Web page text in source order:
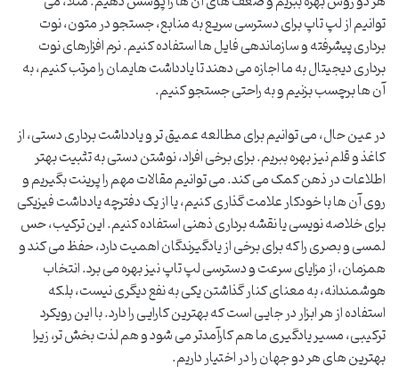
توانیم از لپ تاپ برای دسترسی سریع به منابع، جستجو در متون، نوت
برداری پیشرفته و سازماندهی فایل ها استفاده کنیم. نرم افزارهای نوت
برداری دیجیتال به ما اجازه می دهند تا یادداشت هایمان را مرتب کنیم، به
آن ها برچسب بزنیم و به راحتی جستجو کنیم.
در عین حال، می توانیم برای مطالعه عمیق تر و یادداشت برداری دستی، از
کاغذ و قلم نیز بهره ببریم. برای برخی افراد، نوشتن دستی به تثبیت بهتر
اطلاعات در ذهن کمک می کند. می توانیم مقالات مهم را پرینت بگیریم و
روی آن ها با خودکار علامت گذاری کنیم، یا از یک دفترچه یادداشت فیزیکی
برای خلاصه نویسی یا نقشه برداری ذهنی استفاده کنیم. این ترکیب، حس
لمسی و بصری را که برای برخی از یادگیرندگان اهمیت دارد، حفظ می کند و
همزمان، از مزایای سرعت و دسترسی لپ تاپ نیز بهره می برد. انتخاب
هوشمندانه، به معنای کنار گذاشتن یکی به نفع دیگری نیست، بلکه
استفاده از هر ابزار در جایی است که بهترین کارایی را دارد. با این رویکرد
ترکیبی، مسیر یادگیری ما هم کارآمدتر می شود و هم لذت بخش تر، زیرا
بهترین های هر دو جهان را در اختیار داریم.